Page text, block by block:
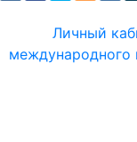
Личный
международного